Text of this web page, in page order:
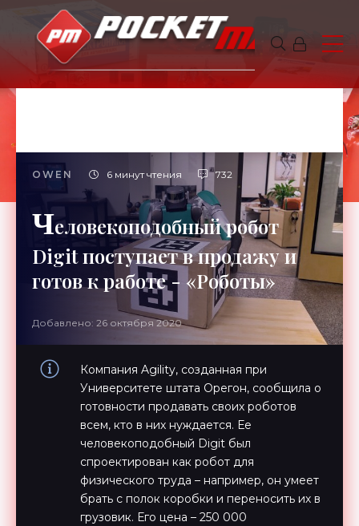
OWEN 6 минут чтения 732
Человекоподобный робот
Digit поступает в продажу и
готов к работе - «Роботы»
Добавлено: 26 октября 2020
Компания Agility, созданная при
Университете штата Орегон, сообщила о
готовности продавать своих роботов
всем, кто в них нуждается. Ее
человекоподобный Digit был
спроектирован как робот для
физического труда – например, он умеет
брать с полок коробки и переносить их в
грузовик. Его цена – 250 000